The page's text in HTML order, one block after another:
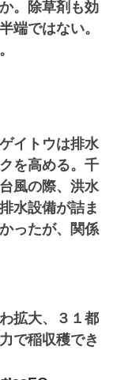
。除草剤も効
端ではない。
イトウは排水
を高める。千
風の際、洪水
水設備が詰ま
ったが、関係
拡大、３１都
で稲収穫でき